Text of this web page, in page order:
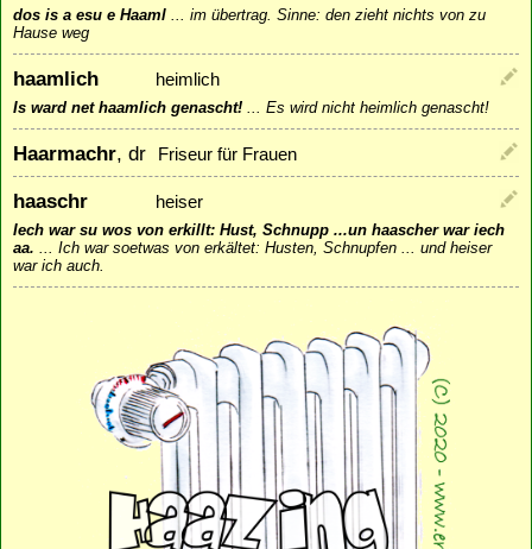
dos is a esu e Haaml ... im übertrag. Sinne: den zieht nichts von zu
Hause weg
haamlich heimlich
Is ward net haamlich genascht! ... Es wird nicht heimlich genascht!
Haarmachr, dr Friseur für Frauen
haaschr heiser
Iech war su wos von erkillt: Hust, Schnupp ...un haascher war iech
aa. ... Ich war soetwas von erkältet: Husten, Schnupfen ... und heiser
war ich auch.